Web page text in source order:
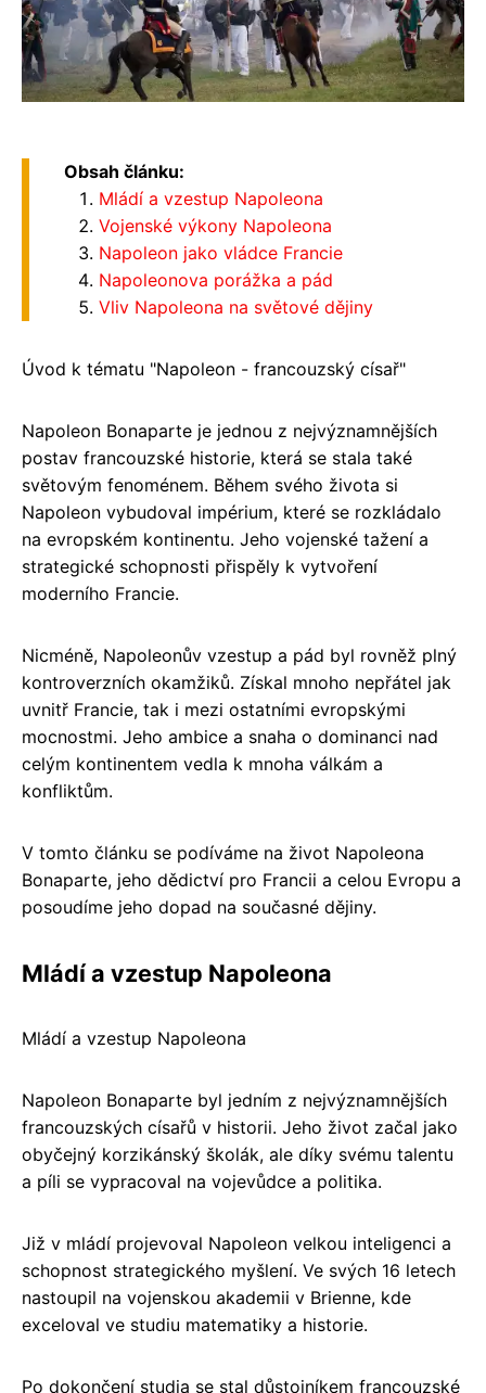
Obsah článku:
Mládí a vzestup Napoleona
Vojenské výkony Napoleona
Napoleon jako vládce Francie
Napoleonova porážka a pád
Vliv Napoleona na světové dějiny
Úvod k tématu "Napoleon - francouzský císař"
Napoleon Bonaparte je jednou z nejvýznamnějších
postav francouzské historie, která se stala také
světovým fenoménem. Během svého života si
Napoleon vybudoval impérium, které se rozkládalo
na evropském kontinentu. Jeho vojenské tažení a
strategické schopnosti přispěly k vytvoření
moderního Francie.
Nicméně, Napoleonův vzestup a pád byl rovněž plný
kontroverzních okamžiků. Získal mnoho nepřátel jak
uvnitř Francie, tak i mezi ostatními evropskými
mocnostmi. Jeho ambice a snaha o dominanci nad
celým kontinentem vedla k mnoha válkám a
konfliktům.
V tomto článku se podíváme na život Napoleona
Bonaparte, jeho dědictví pro Francii a celou Evropu a
posoudíme jeho dopad na současné dějiny.
Mládí a vzestup Napoleona
Mládí a vzestup Napoleona
Napoleon Bonaparte byl jedním z nejvýznamnějších
francouzských císařů v historii. Jeho život začal jako
obyčejný korzikánský školák, ale díky svému talentu
a píli se vypracoval na vojevůdce a politika.
Již v mládí projevoval Napoleon velkou inteligenci a
schopnost strategického myšlení. Ve svých 16 letech
nastoupil na vojenskou akademii v Brienne, kde
exceloval ve studiu matematiky a historie.
Po dokončení studia se stal důstojníkem francouzské